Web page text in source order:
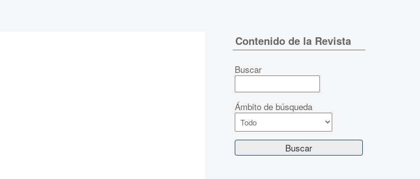
Contenido de la Revista
Buscar
Ámbito de búsqueda